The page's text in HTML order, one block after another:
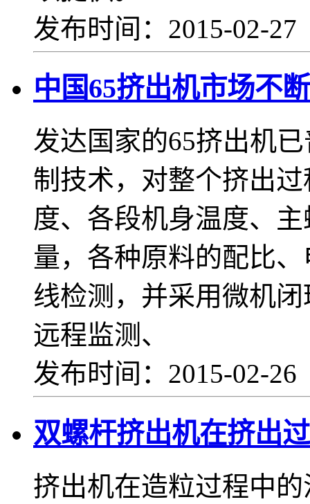
发布时间：2015-02-
中国65挤出机市场不
发达国家的65挤出机
制技术，对整个挤出
度、各段机身温度、
量，各种原料的配比
线检测，并采用微机
远程监测、
发布时间：2015-02-
双螺杆挤出机在挤出
挤出机在造粒过程中